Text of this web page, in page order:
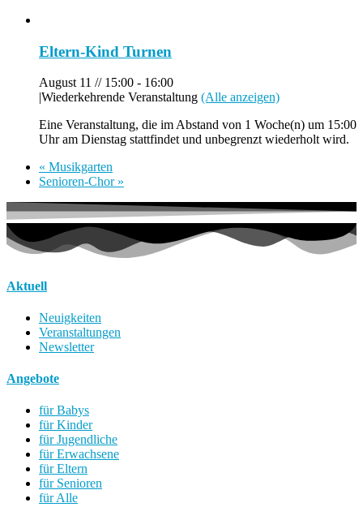
Eltern-Kind Turnen
August 11 // 15:00 - 16:00
|Wiederkehrende Veranstaltung (Alle anzeigen)
Eine Veranstaltung, die im Abstand von 1 Woche(n) um 15:00
Uhr am Dienstag stattfindet und unbegrenzt wiederholt wird.
« Musikgarten
Senioren-Chor »
Aktuell
Neuigkeiten
Veranstaltungen
Newsletter
Angebote
für Babys
für Kinder
für Jugendliche
für Erwachsene
für Eltern
für Senioren
für Alle